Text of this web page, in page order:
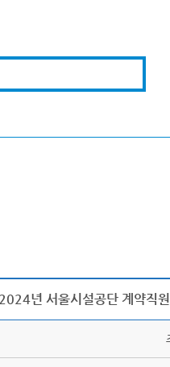
2024년 서울시설공단 계약직